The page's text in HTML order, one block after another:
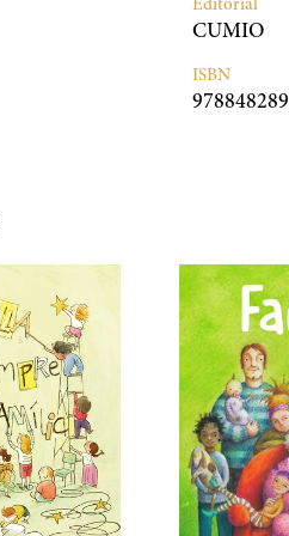
Editorial
CUMIO
ISBN